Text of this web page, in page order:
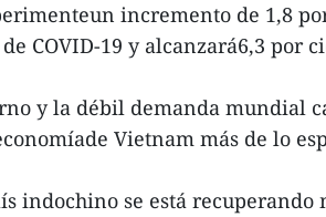
incremento de 1,8
COVID-19 y alcanzará6,3 por
y la débil demanda mundial
Vietnam más de lo
indochino se está recuperando